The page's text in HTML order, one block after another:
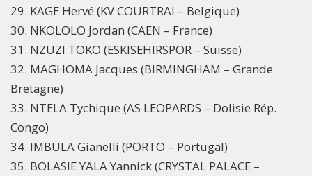
29. KAGE Hervé (KV COURTRAI – Belgique)
30. NKOLOLO Jordan (CAEN – France)
31. NZUZI TOKO (ESKISEHIRSPOR – Suisse)
32. MAGHOMA Jacques (BIRMINGHAM – Grande
Bretagne)
33. NTELA Tychique (AS LEOPARDS – Dolisie Rép.
Congo)
34. IMBULA Gianelli (PORTO – Portugal)
35. BOLASIE YALA Yannick (CRYSTAL PALACE –